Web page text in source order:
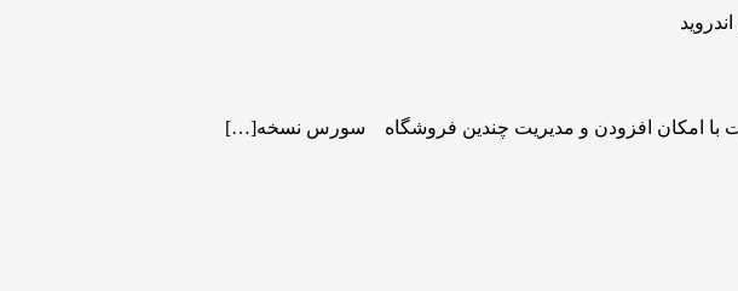
با امکان افزودن و مدیریت چندین فروشگاه سورس نسخه[…]